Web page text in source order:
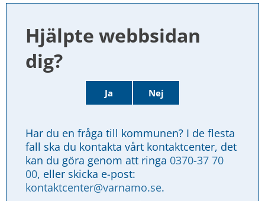
Hjälpte webbsidan
dig?
Ja Nej
Har du en fråga till kommunen? I de flesta
fall ska du kontakta vårt kontaktcenter, det
kan du göra genom att ringa 0370-37 70
00
kontaktcenter@varnamo.se.